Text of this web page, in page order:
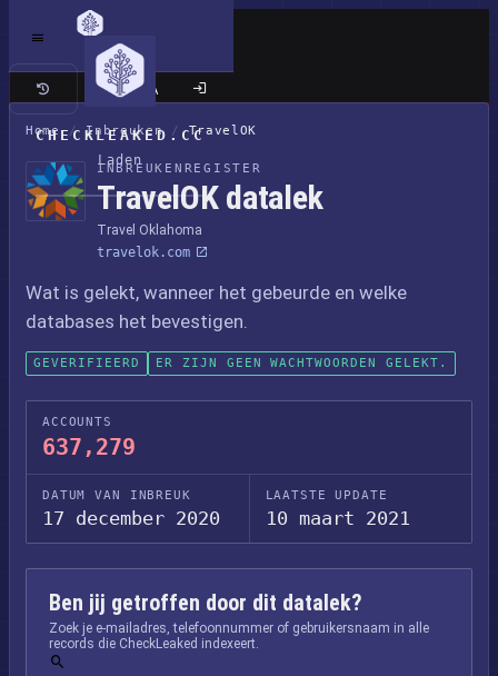
CHECKLEAKED.CC
Laden
Klassieke site
Home / Inbreuken / TravelOK
INBREUKENREGISTER
TravelOK datalek
Travel Oklahoma
travelok.com
Wat is gelekt, wanneer het gebeurde en welke
databases het bevestigen.
GEVERIFIEERD ER ZIJN GEEN WACHTWOORDEN GELEKT.
ACCOUNTS
637,279
DATUM VAN INBREUK
17 december 2020
LAATSTE UPDATE
10 maart 2021
Ben jij getroffen door dit datalek?
Zoek je e-mailadres, telefoonnummer of gebruikersnaam in alle
records die CheckLeaked indexeert.